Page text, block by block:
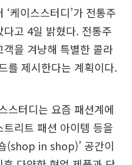
‘케이스스터디’가 전통주
다고 4일 밝혔다. 전통주
을 겨냥해 특별한 콜라
를 제시한다는 계획이다.
스터디는 요즘 패션계에
리트 패션 아이템 등을
(shop in shop)’ 공간이